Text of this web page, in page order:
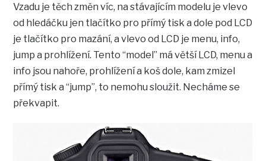
Vzadu je těch změn víc, na stávajícím modelu je vlevo
od hledáčku jen tlačítko pro přímý tisk a dole pod LCD
je tlačítko pro mazání, a vlevo od LCD je menu, info,
jump a prohlížení. Tento “model” má větší LCD, menu a
info jsou nahoře, prohlížení a koš dole, kam zmizel
přímý tisk a “jump”, to nemohu sloužit. Necháme se
překvapit.